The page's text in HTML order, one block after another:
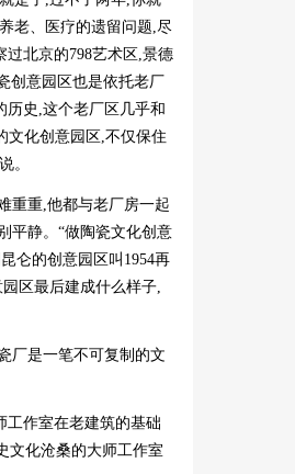
老、医疗的遗留问题,尽
北京的798艺术区,景德
创意园区也是依托老厂
历史,这个老厂区几乎和
文化创意园区,不仅保住
。
重重,他都与老厂房一起
平静。“做陶瓷文化创意
仑的创意园区叫1954再
区最后建成什么样子,
厂是一笔不可复制的文
作室在老建筑的基础
文化沧桑的大师工作室